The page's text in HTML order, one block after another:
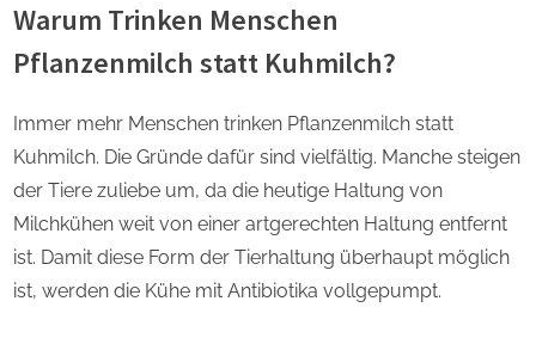
Warum Trinken Menschen
Pflanzenmilch statt Kuhmilch?
Immer mehr Menschen trinken Pflanzenmilch statt
Kuhmilch. Die Gründe dafür sind vielfältig. Manche steigen
der Tiere zuliebe um, da die heutige Haltung von
Milchkühen weit von einer artgerechten Haltung entfernt
ist. Damit diese Form der Tierhaltung überhaupt möglich
ist, werden die Kühe mit Antibiotika vollgepumpt.